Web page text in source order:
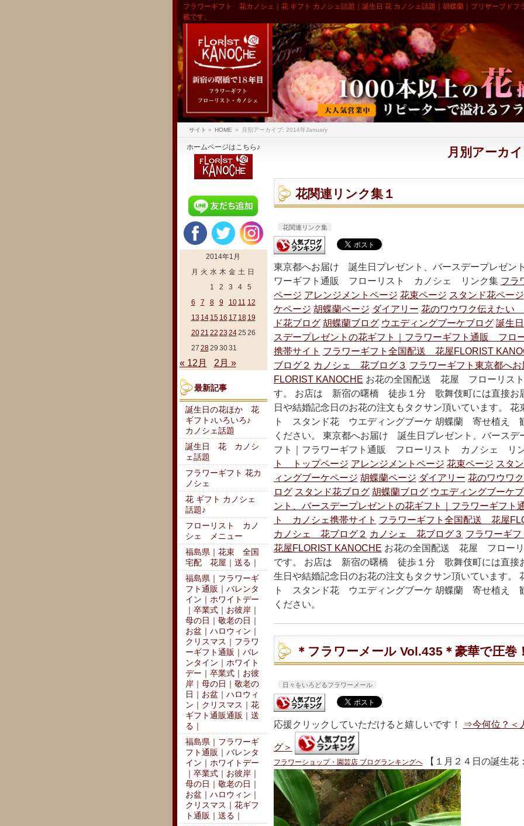
フラワーギフト 花カノシェ｜花 ギフト カノシェ話題｜誕生日 花 カノシェ話題｜胡蝶蘭｜プリザーブドフ
載です。
サイト » HOME » 月別アーカイブ: 2014年January
月別アーカ
花関連リンク集１
花関連リンク集
東京都へお届け 誕生日プレゼント、バースデープレゼン
ワーギフト通販 フローリスト カノシェ リンク集 フラ
ページ アレンジメントページ 花束ページ スタンド花ページ
ケページ 胡蝶蘭ページ ダイアリー 花のワウワク伝えたい
ド花ブログ 胡蝶蘭ブログ ウエディングブーケブログ 誕生
スデープレゼントの花ギフト｜フラワーギフト通販 フロ
携帯サイト フラワーギフト全国配送 花屋FLORIST
ブログ２ カノシェ 花ブログ３ フラワーギフト東京都へ
FLORIST KANOCHE お花の全国配送 花屋 フローリス
す。 お店は 新宿の曙橋 徒歩１分 歌舞伎町には直接お
日や結婚記念日のお花の注文もタクサン頂いています。
ト スタンド花 ウエディングブーケ 胡蝶蘭 寄せ植え
ください。 東京都へお届け 誕生日プレゼント、バースデ
フト｜フラワーギフト通販 フローリスト カノシェ リ
ト トップページ アレンジメントページ 花束ページ スタ
ィングブーケページ 胡蝶蘭ページ ダイアリー 花のワウワ
ログ スタンド花ブログ 胡蝶蘭ブログ ウエディングブーケ
ント、バースデープレゼントの花ギフト｜フラワーギフ
ト カノシェ携帯サイト フラワーギフト全国配送 花屋
カノシェ 花ブログ２ カノシェ 花ブログ３ フラワーギ
花屋FLORIST KANOCHE お花の全国配送 花屋 フロー
です。 お店は 新宿の曙橋 徒歩１分 歌舞伎町には直接
生日や結婚記念日のお花の注文もタクサン頂いています
ト スタンド花 ウエディングブーケ 胡蝶蘭 寄せ植え
ください。
＊フラワーメール Vol.435＊豪華で圧巻！
日々をいろどるフラワーメール
応援クリックしていただけると嬉しいです！ ⇒今何位？＜
グ＞
フラワーショップ・園芸店 ブログランキングへ【１月２４日の誕生花
ホームページはこちら♪
2014年1月
月 火 水 木 金 土 日
1
2 3 4
5
6
7 8 9 10 11 12
13 14 15 16 17 18 19
2021 22 23 2425 26
27 2829 3031
« 12月 2月 »
最新記事
誕生日の花ほか 花
ギフト♪いろいろ♪
カノシェ話題
誕生日 花 カノシ
ェ話題
フラワーギフト 花カ
ノシェ
花 ギフト カノシェ
話題♪
フローリスト カノ
シェ メニュー
福島県｜花束 全国
宅配 花屋｜送る｜
福島県｜フラワーギ
フト通販｜バレンタ
イン｜ホワイトデー
｜卒業式｜お彼岸｜
母の日｜敬老の日｜
お盆｜ハロウィン｜
クリスマス｜フラワ
ーギフト通販｜バレ
ンタイン｜ホワイト
デー｜卒業式｜お彼
岸｜母の日｜敬老の
日｜お盆｜ハロウィ
ン｜クリスマス｜花
ギフト通販通販｜送
る｜
福島県｜フラワーギ
フト通販｜バレンタ
イン｜ホワイトデー
｜卒業式｜お彼岸｜
母の日｜敬老の日｜
お盆｜ハロウィン｜
クリスマス｜花ギフ
ト通販｜送る｜